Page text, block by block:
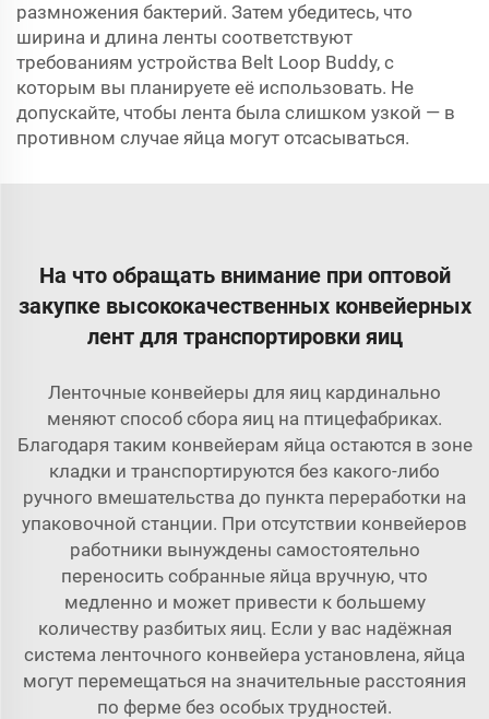
размножения бактерий. Затем убедитесь, что
ширина и длина ленты соответствуют
требованиям устройства Belt Loop Buddy, с
которым вы планируете её использовать. Не
допускайте, чтобы лента была слишком узкой — в
противном случае яйца могут отсасываться.
На что обращать внимание при оптовой
закупке высококачественных конвейерных
лент для транспортировки яиц
Ленточные конвейеры для яиц кардинально
меняют способ сбора яиц на птицефабриках.
Благодаря таким конвейерам яйца остаются в зоне
кладки и транспортируются без какого-либо
ручного вмешательства до пункта переработки на
упаковочной станции. При отсутствии конвейеров
работники вынуждены самостоятельно
переносить собранные яйца вручную, что
медленно и может привести к большему
количеству разбитых яиц. Если у вас надёжная
система ленточного конвейера установлена, яйца
могут перемещаться на значительные расстояния
по ферме без особых трудностей.